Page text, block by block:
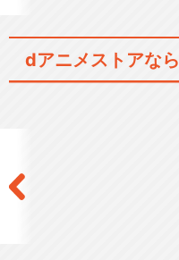
dアニメストアなら